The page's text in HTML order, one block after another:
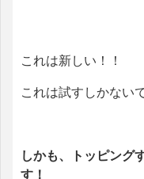
これは新しい！！
これは試すしかない
しかも、トッピング
す！